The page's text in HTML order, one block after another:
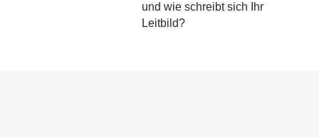
und wie schreibt sich Ihr
Leitbild?